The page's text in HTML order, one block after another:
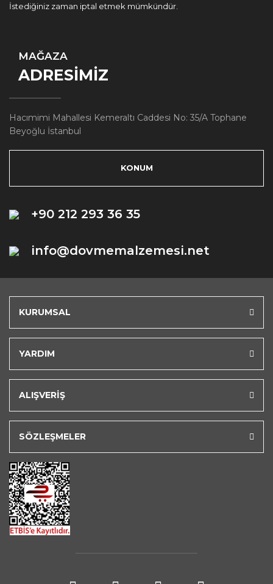
İstediğiniz zaman iptal etmek mümkündür.
MAĞAZA
ADRESİMİZ
Hacımimi Mahallesi Kemeraltı Caddesi No: 35/A Tophane
Beyoğlu İstanbul
KONUM
+90 212 293 36 35
info@dovmemalzemesi.net
KURUMSAL
YARDIM
ALIŞVERİŞ
SÖZLEŞMELER